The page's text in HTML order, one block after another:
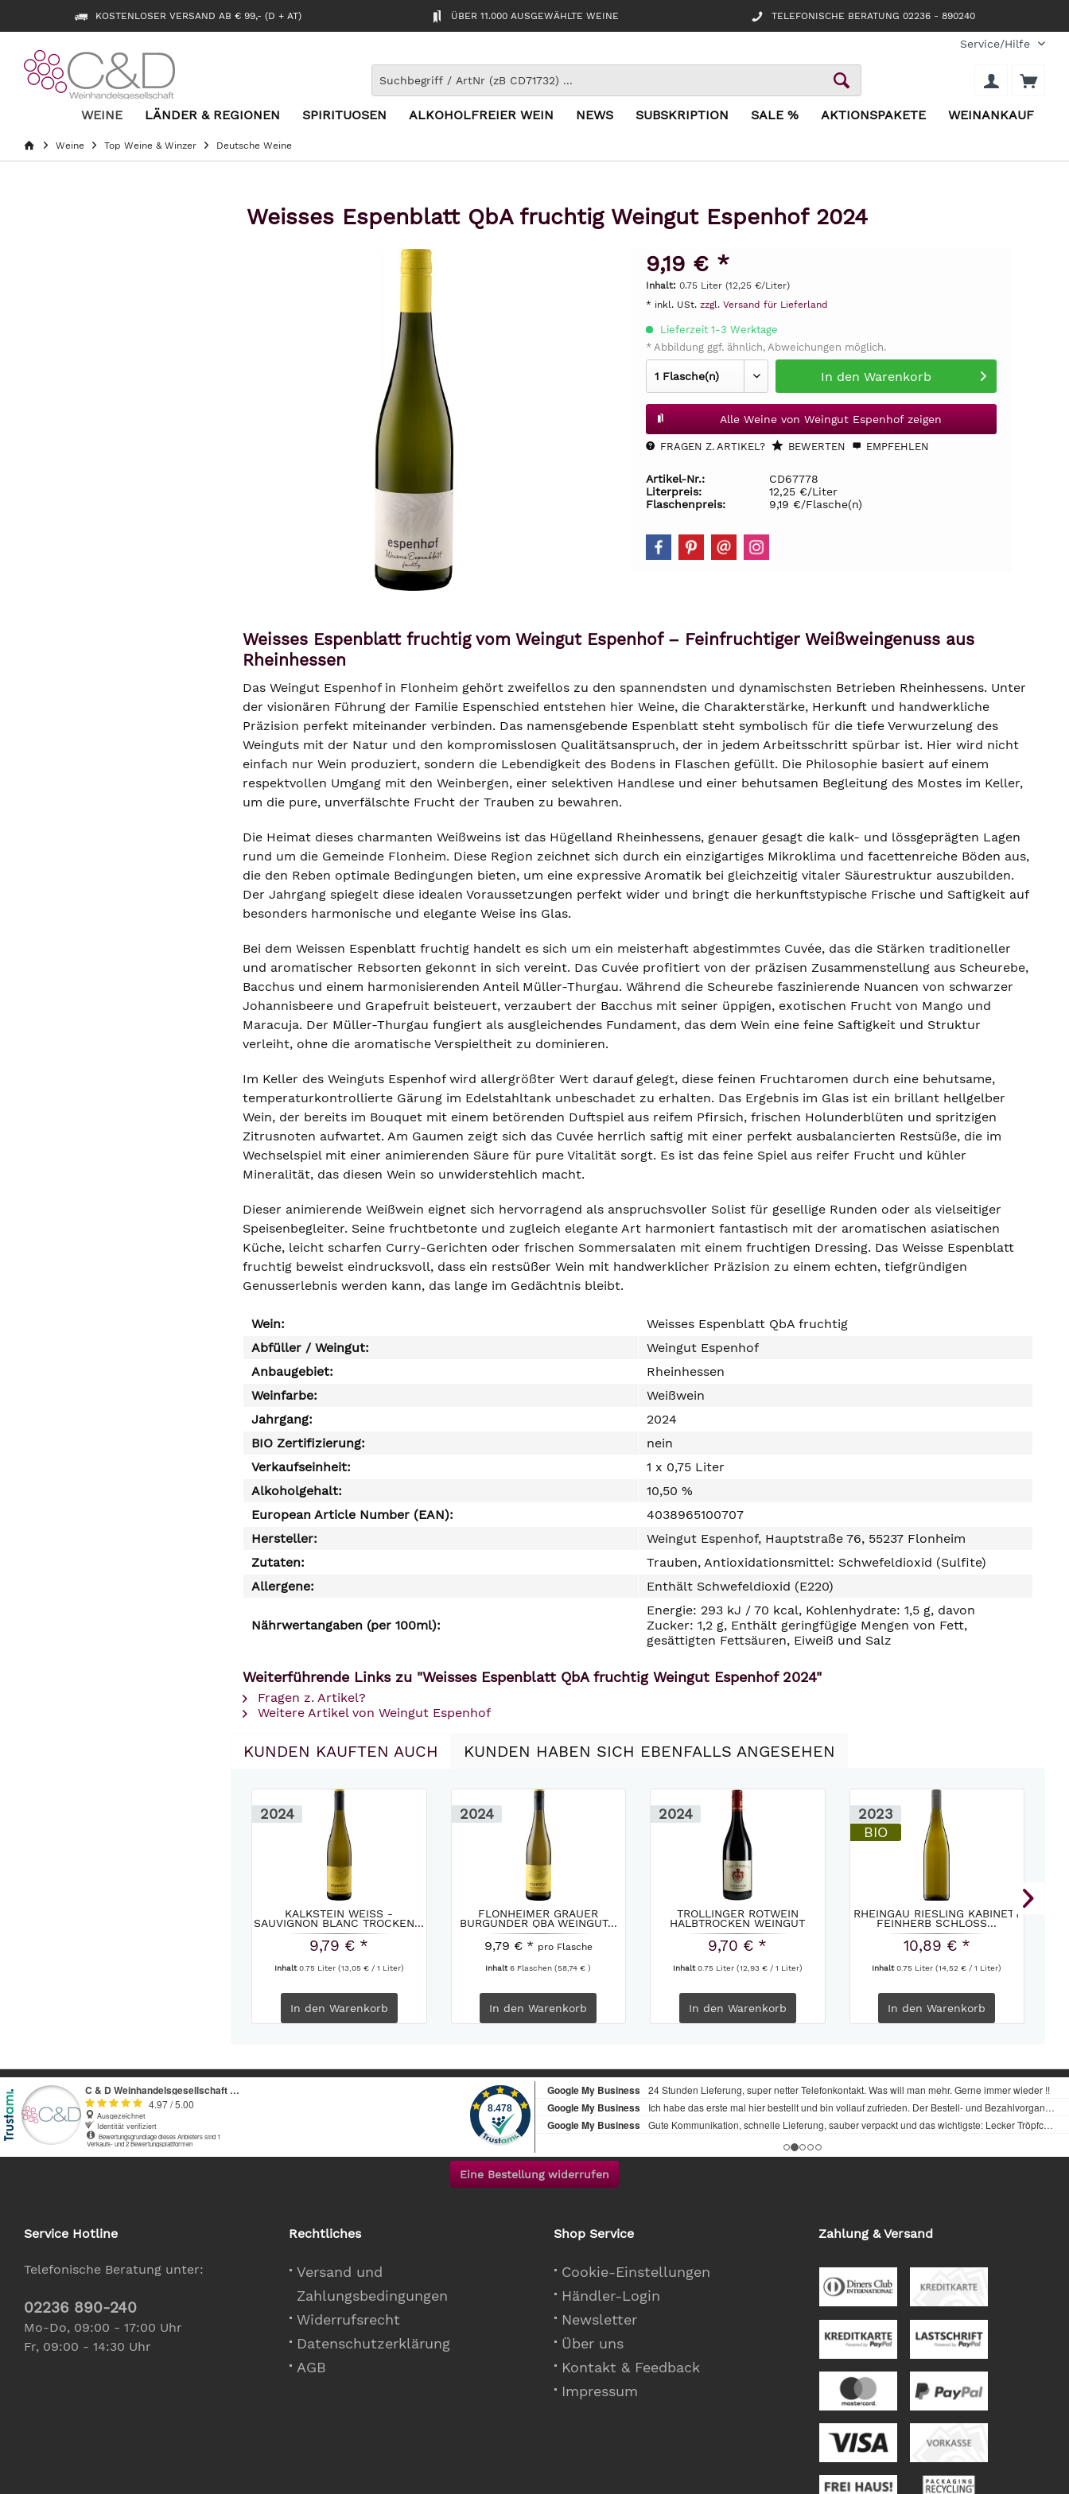
KOSTENLOSER VERSAND AB € 99,- (D + AT) ÜBER 11.000 AUSGEWÄHLTE WEINE TELEFONISCHE BERATUNG 02236 - 890240
Service/Hilfe
WEINE LÄNDER & REGIONEN SPIRITUOSEN ALKOHOLFREIER WEIN NEWS SUBSKRIPTION SALE % AKTIONSPAKETE WEINANKAUF
Weine Top Weine & Winzer Deutsche Weine
Weisses Espenblatt QbA fruchtig Weingut Espenhof 2024
9,19 € *
Inhalt: 0.75 Liter (12,25 €/Liter)
* inkl. USt. zzgl. Versand für Lieferland
Lieferzeit 1-3 Werktage
* Abbildung ggf. ähnlich, Abweichungen möglich.
In den Warenkorb
Alle Weine von Weingut Espenhof zeigen
FRAGEN Z. ARTIKEL? BEWERTEN EMPFEHLEN
Artikel-Nr.:
CD67778
Literpreis:
12,25 €/Liter
Flaschenpreis:
9,19 €/Flasche(n)
Weisses Espenblatt fruchtig vom Weingut Espenhof – Feinfruchtiger Weißweingenuss aus
Rheinhessen
Das Weingut Espenhof in Flonheim gehört zweifellos zu den spannendsten und dynamischsten Betrieben Rheinhessens. Unter
der visionären Führung der Familie Espenschied entstehen hier Weine, die Charakterstärke, Herkunft und handwerkliche
Präzision perfekt miteinander verbinden. Das namensgebende Espenblatt steht symbolisch für die tiefe Verwurzelung des
Weinguts mit der Natur und den kompromisslosen Qualitätsanspruch, der in jedem Arbeitsschritt spürbar ist. Hier wird nicht
einfach nur Wein produziert, sondern die Lebendigkeit des Bodens in Flaschen gefüllt. Die Philosophie basiert auf einem
respektvollen Umgang mit den Weinbergen, einer selektiven Handlese und einer behutsamen Begleitung des Mostes im Keller,
um die pure, unverfälschte Frucht der Trauben zu bewahren.
Die Heimat dieses charmanten Weißweins ist das Hügelland Rheinhessens, genauer gesagt die kalk- und lössgeprägten Lagen
rund um die Gemeinde Flonheim. Diese Region zeichnet sich durch ein einzigartiges Mikroklima und facettenreiche Böden aus,
die den Reben optimale Bedingungen bieten, um eine expressive Aromatik bei gleichzeitig vitaler Säurestruktur auszubilden.
Der Jahrgang spiegelt diese idealen Voraussetzungen perfekt wider und bringt die herkunftstypische Frische und Saftigkeit auf
besonders harmonische und elegante Weise ins Glas.
Bei dem Weissen Espenblatt fruchtig handelt es sich um ein meisterhaft abgestimmtes Cuvée, das die Stärken traditioneller
und aromatischer Rebsorten gekonnt in sich vereint. Das Cuvée profitiert von der präzisen Zusammenstellung aus Scheurebe,
Bacchus und einem harmonisierenden Anteil Müller-Thurgau. Während die Scheurebe faszinierende Nuancen von schwarzer
Johannisbeere und Grapefruit beisteuert, verzaubert der Bacchus mit seiner üppigen, exotischen Frucht von Mango und
Maracuja. Der Müller-Thurgau fungiert als ausgleichendes Fundament, das dem Wein eine feine Saftigkeit und Struktur
verleiht, ohne die aromatische Verspieltheit zu dominieren.
Im Keller des Weinguts Espenhof wird allergrößter Wert darauf gelegt, diese feinen Fruchtaromen durch eine behutsame,
temperaturkontrollierte Gärung im Edelstahltank unbeschadet zu erhalten. Das Ergebnis im Glas ist ein brillant hellgelber
Wein, der bereits im Bouquet mit einem betörenden Duftspiel aus reifem Pfirsich, frischen Holunderblüten und spritzigen
Zitrusnoten aufwartet. Am Gaumen zeigt sich das Cuvée herrlich saftig mit einer perfekt ausbalancierten Restsüße, die im
Wechselspiel mit einer animierenden Säure für pure Vitalität sorgt. Es ist das feine Spiel aus reifer Frucht und kühler
Mineralität, das diesen Wein so unwiderstehlich macht.
Dieser animierende Weißwein eignet sich hervorragend als anspruchsvoller Solist für gesellige Runden oder als vielseitiger
Speisenbegleiter. Seine fruchtbetonte und zugleich elegante Art harmoniert fantastisch mit der aromatischen asiatischen
Küche, leicht scharfen Curry-Gerichten oder frischen Sommersalaten mit einem fruchtigen Dressing. Das Weisse Espenblatt
fruchtig beweist eindrucksvoll, dass ein restsüßer Wein mit handwerklicher Präzision zu einem echten, tiefgründigen
Genusserlebnis werden kann, das lange im Gedächtnis bleibt.
Wein:
Weisses Espenblatt QbA fruchtig
Abfüller / Weingut:
Weingut Espenhof
Anbaugebiet:
Rheinhessen
Weinfarbe:
Weißwein
Jahrgang:
2024
BIO Zertifizierung:
nein
Verkaufseinheit:
1 x 0,75 Liter
Alkoholgehalt:
10,50 %
European Article Number (EAN):
4038965100707
Hersteller:
Weingut Espenhof, Hauptstraße 76, 55237 Flonheim
Zutaten:
Trauben, Antioxidationsmittel: Schwefeldioxid (Sulfite)
Allergene:
Enthält Schwefeldioxid (E220)
Nährwertangaben (per 100ml):
Energie: 293 kJ / 70 kcal, Kohlenhydrate: 1,5 g, davon
Zucker: 1,2 g, Enthält geringfügige Mengen von Fett,
gesättigten Fettsäuren, Eiweiß und Salz
Weiterführende Links zu "Weisses Espenblatt QbA fruchtig Weingut Espenhof 2024"
Fragen z. Artikel?
Weitere Artikel von Weingut Espenhof
KUNDEN KAUFTEN AUCH KUNDEN HABEN SICH EBENFALLS ANGESEHEN
2024
KALKSTEIN WEISS -
SAUVIGNON BLANC TROCKEN...
9,79 € *
Inhalt0.75 Liter (13,05 € / 1 Liter)
In den Warenkorb
2024
FLONHEIMER GRAUER
BURGUNDER QBA WEINGUT...
9,79 € * pro Flasche
Inhalt6 Flaschen(58,74 € )
In den Warenkorb
2024
TROLLINGER ROTWEIN
HALBTROCKEN WEINGUT
GRAF...
9,70 € *
Inhalt0.75 Liter (12,93 € / 1 Liter)
In den Warenkorb
2023
BIO
RHEINGAU RIESLING KABINETT
FEINHERB SCHLOSS...
10,89 € *
Inhalt0.75 Liter(14,52 € / 1 Liter)
In den Warenkorb
Eine Bestellung widerrufen
Service Hotline
Telefonische Beratung unter:
02236 890-240
Mo-Do, 09:00 - 17:00 Uhr
Fr, 09:00 - 14:30 Uhr
Rechtliches
Versand und
Zahlungsbedingungen
Widerrufsrecht
Datenschutzerklärung
AGB
Shop Service
Cookie-Einstellungen
Händler-Login
Newsletter
Über uns
Kontakt & Feedback
Impressum
Zahlung & Versand